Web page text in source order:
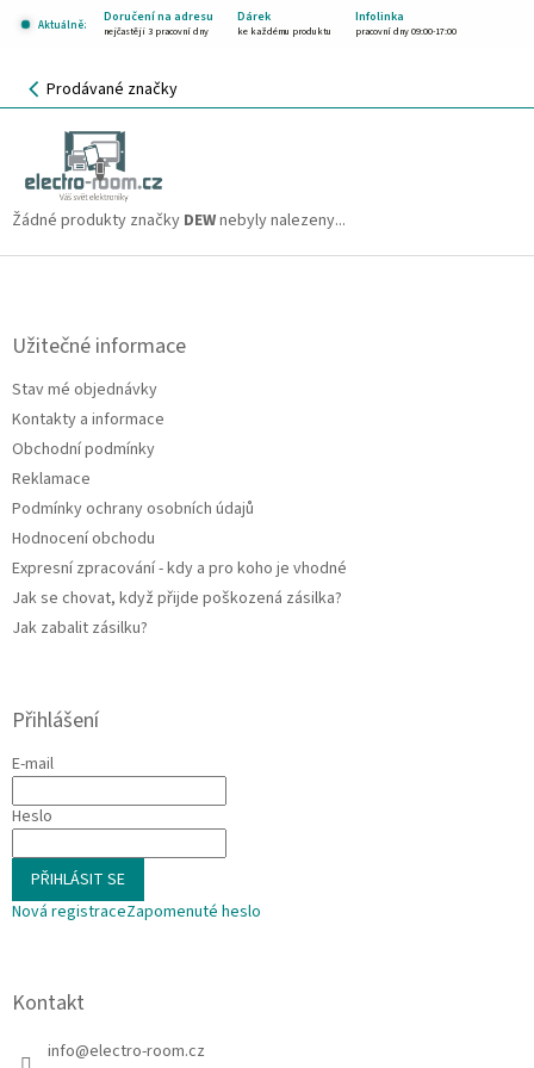
Aktuálně:
Doručení na adresu Dárek Infolinka
nejčastěji 3 pracovní dny ke každému produktu pracovní dny 09:00-17:00
NÁKUPNÍ
KOŠÍK
Prodávané značky
DEW
Žádné produkty značky DEWnebyly nalezeny...
Z
Užitečné informace
Stav mé objednávky
Kontakty a informace
Obchodní podmínky
Reklamace
Podmínky ochrany osobních údajů
Hodnocení obchodu
Expresní zpracování - kdy a pro koho je vhodné
Jak se chovat, když přijde poškozená zásilka?
Jak zabalit zásilku?
Přihlášení
E-mail
Heslo
PŘIHLÁSIT SE
Nová registraceZapomenuté heslo
Kontakt
info@electro-room.cz